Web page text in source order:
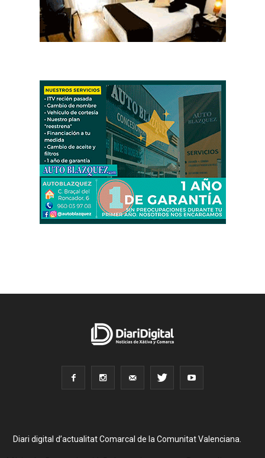
Diari digital d’actualitat Comarcal de la Comunitat Valenciana.